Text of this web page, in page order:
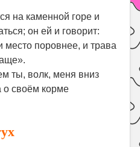
на каменной горе и
он ей и говорит:
поровнее, и трава
ты, волк, меня вниз
о своём корме